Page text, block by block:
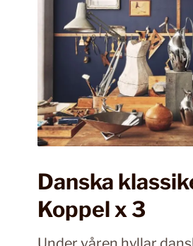
Danska
Koppel x 3